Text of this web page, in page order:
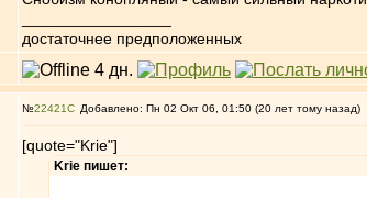
достаточнее предположенных
№22421 Добавлено: Пн 02 Окт 06, 01:50 (20 лет тому назад)
[quote="Krie"]
Krie пишет: